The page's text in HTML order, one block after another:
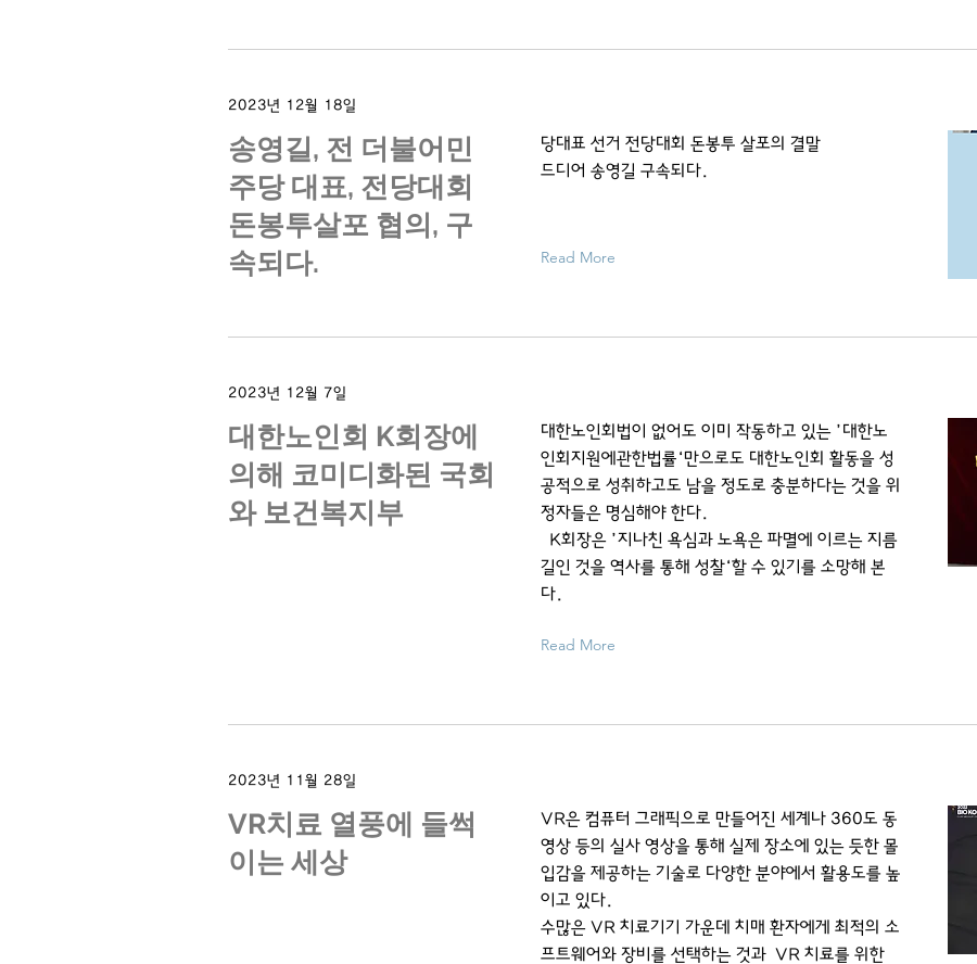
2023년 12월 18일
송영길, 전 더불어민
주당 대표, 전당대회
돈봉투살포 협의, 구
속되다.
당대표 선거 전당대회 돈봉투 살포의 결말
드디어 송영길 구속되다.
Read More
2023년 12월 7일
대한노인회 K회장에
의해 코미디화된 국회
와 보건복지부
대한노인회법이 없어도 이미 작동하고 있는 ’대한노
인회지원에관한법률‘만으로도 대한노인회 활동을 성
공적으로 성취하고도 남을 정도로 충분하다는 것을 위
정자들은 명심해야 한다.
K회장은 ’지나친 욕심과 노욕은 파멸에 이르는 지름
길인 것을 역사를 통해 성찰‘할 수 있기를 소망해 본
다.
Read More
2023년 11월 28일
VR치료 열풍에 들썩
이는 세상
VR은 컴퓨터 그래픽으로 만들어진 세계나 360도 동
영상 등의 실사 영상을 통해 실제 장소에 있는 듯한 몰
입감을 제공하는 기술로 다양한 분야에서 활용도를 높
이고 있다.
수많은 VR 치료기기 가운데 치매 환자에게 최적의 소
프트웨어와 장비를 선택하는 것과 VR 치료를 위한